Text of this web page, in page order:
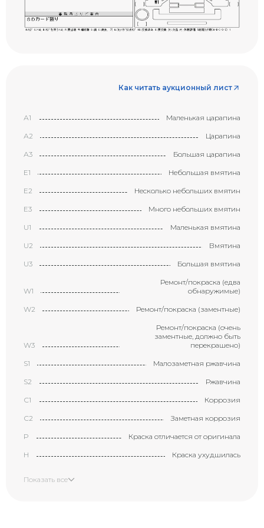
Как читать аукционный лист
А1 Маленькая царапина
А2 Царапина
А3 Большая царапина
Е1 Небольшая вмятина
Е2 Несколько небольших вмятин
Е3 Много небольших вмятин
U1 Маленькая вмятина
U2 Вмятина
U3 Большая вмятина
W1
Ремонт/покраска (едва
обнаружимые)
W2 Ремонт/покраска (заментные)
W3
Ремонт/покраска (очень
заментные, должно быть
перекрашено)
S1 Малозаметная ржавчина
S2 Ржавчина
С1 Коррозия
С2 Заметная коррозия
P Краска отличается от оригинала
H Краска ухудшилась
Показать все